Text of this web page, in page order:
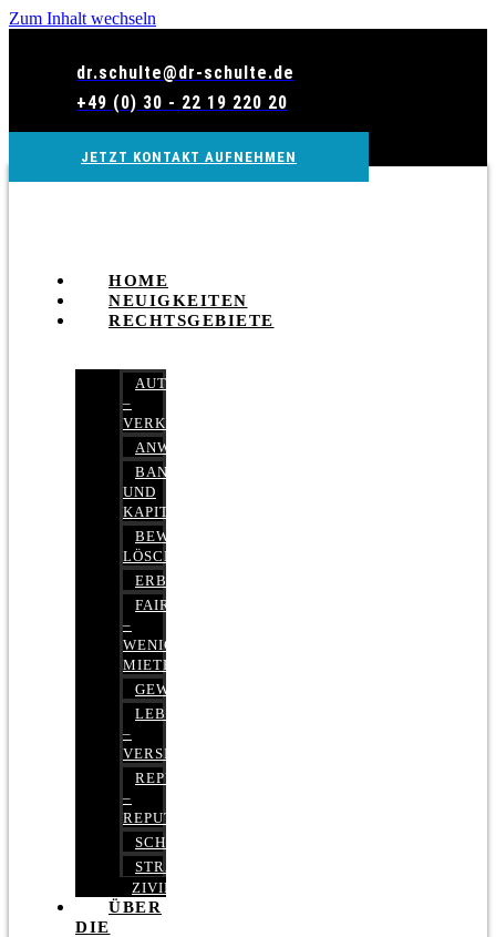
Zum Inhalt wechseln
dr.schulte@dr-schulte.de
+49 (0) 30 - 22 19 220 20
JETZT KONTAKT AUFNEHMEN
HOME
NEUIGKEITEN
RECHTSGEBIETE
AUTOBETRUG
–
VERKEHRSRECHT
ANWALTSHAFTUNGSRECHT
BANK-
UND
KAPITALMARKTRECHT
BEWERTUNGEN
LÖSCHEN
ERBRECHT
FAIRMIETEN
–
WENIGER
MIETE
GEWERBERECHT
LEBENSVERSICHERUNG
–
VERSICHERUNGSRECHT
REPUTATIONSRECHT
–
REPUTATIONSMANAGEMENT
SCHUFARECHT
STRAFRECHT
ZIVILRECHT
ÜBER
DIE